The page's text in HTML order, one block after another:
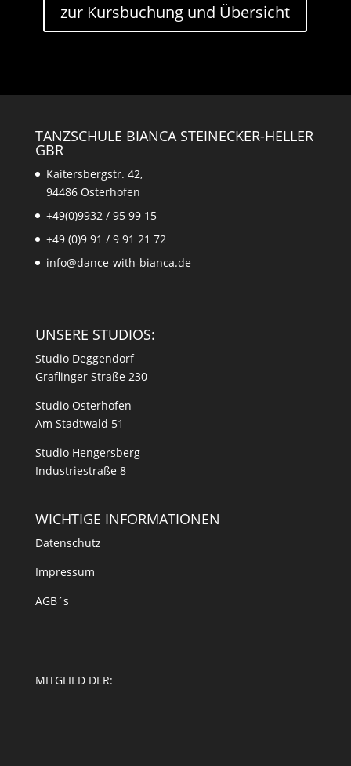
zur Kursbuchung und Übersicht
TANZSCHULE BIANCA STEINECKER-HELLER
GBR
Kaitersbergstr. 42,
94486 Osterhofen
+49(0)9932 / 95 99 15
+49 (0)9 91 / 9 91 21 72
info@dance-with-bianca.de
UNSERE STUDIOS:
Studio Deggendorf
Graflinger Straße 230
Studio Osterhofen
Am Stadtwald 51
Studio Hengersberg
Industriestraße 8
WICHTIGE INFORMATIONEN
Datenschutz
Impressum
AGB´s
MITGLIED DER: